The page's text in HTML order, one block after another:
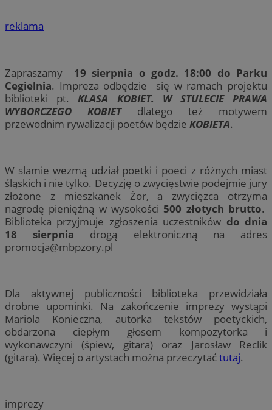
reklama
Zapraszamy 19 sierpnia o godz. 18:00 do Parku
Cegielnia. Impreza odbędzie się w ramach projektu
biblioteki pt. KLASA KOBIET. W STULECIE PRAWA
WYBORCZEGO KOBIETdlatego też motywem
przewodnim rywalizacji poetów będzie KOBIETA.
W slamie wezmą udział poetki i poeci z różnych miast
śląskich i nie tylko. Decyzję o zwycięstwie podejmie jury
złożone z mieszkanek Żor, a zwycięzca otrzyma
nagrodę pieniężną w wysokości 500 złotych brutto.
Biblioteka przyjmuje zgłoszenia uczestników do dnia
18 sierpnia drogą elektroniczną na adres
promocja@mbpzory.pl
Dla aktywnej publiczności biblioteka przewidziała
drobne upominki. Na zakończenie imprezy wystąpi
Mariola Konieczna, autorka tekstów poetyckich,
obdarzona ciepłym głosem kompozytorka i
wykonawczyni (śpiew, gitara) oraz Jarosław Reclik
(gitara). Więcej o artystach można przeczytaćtutaj.
imprezy